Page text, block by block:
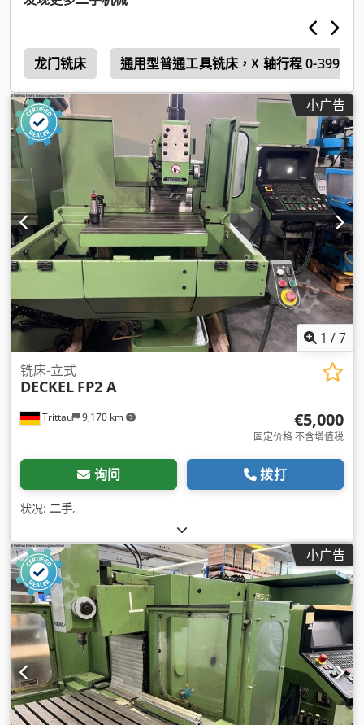
龙门铣床 通用型普通工具铣床，X 轴行程 0-399 毫
小广告
1 /7
Trittau 9,170 km
铣床-立式
DECKEL FP2 A
€5,000
固定价格 不含增值税
询问 拨打
状况: 二手,
小广告